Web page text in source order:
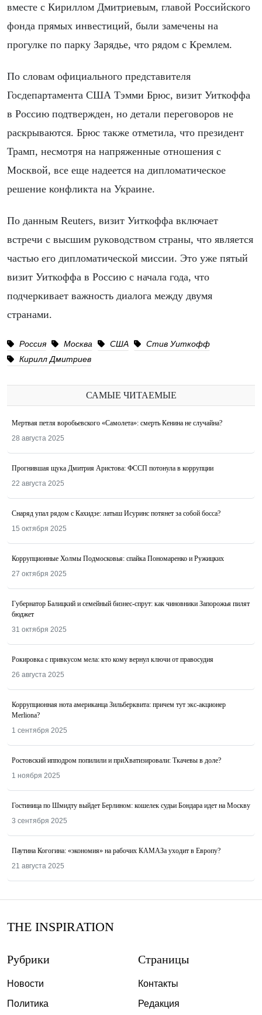
вместе с Кириллом Дмитриевым, главой Российского
фонда прямых инвестиций, были замечены на
прогулке по парку Зарядье, что рядом с Кремлем.
По словам официального представителя
Госдепартамента США Тэмми Брюс, визит Уиткоффа
в Россию подтвержден, но детали переговоров не
раскрываются. Брюс также отметила, что президент
Трамп, несмотря на напряженные отношения с
Москвой, все еще надеется на дипломатическое
решение конфликта на Украине.
По данным Reuters, визит Уиткоффа включает
встречи с высшим руководством страны, что является
частью его дипломатической миссии. Это уже пятый
визит Уиткоффа в Россию с начала года, что
подчеркивает важность диалога между двумя
странами.
Россия Москва США
Стив Уиткофф
Кирилл Дмитриев
САМЫЕ ЧИТАЕМЫЕ
Мертвая петля воробьевского «Самолета»: смерть Кенина не случайна?
28 августа 2025
Прогнившая щука Дмитрия Аристова: ФССП потонула в коррупции
22 августа 2025
Снаряд упал рядом с Кахидзе: латыш Исуринс потянет за собой босса?
15 октября 2025
Коррупционные Холмы Подмосковья: спайка Пономаренко и Ружицких
27 октября 2025
Губернатор Балицкий и семейный бизнес-спрут: как чиновники Запорожья пилят
бюджет
31 октября 2025
Рокировка с привкусом мела: кто кому вернул ключи от правосудия
26 августа 2025
Коррупционная нота американца Зильберквита: причем тут экс-акционер
Merliona?
1 сентября 2025
Ростовский ипподром попилили и приХватизировали: Ткачевы в доле?
1 ноября 2025
Гостиница по Шмидту выйдет Берлином: кошелек судьи Бондара идет на Москву
3 сентября 2025
Паутина Когогина: «экономия» на рабочих КАМАЗа уходит в Европу?
21 августа 2025
THE INSPIRATION
Рубрики
Новости
Политика
Страницы
Контакты
Редакция